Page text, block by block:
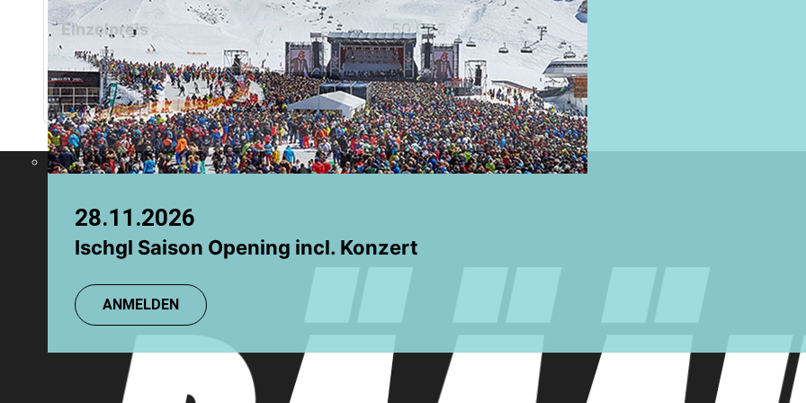
Chamonix
Grindelwald
28.11.2026
Ischgl Saison Opening incl. Konzert
ANMELDEN
08.08.2026
TR: Einsteigerkurs
ANMELDEN
Einzelpreis 50,00€
Anmeldung Anmeldung (Gruppen)